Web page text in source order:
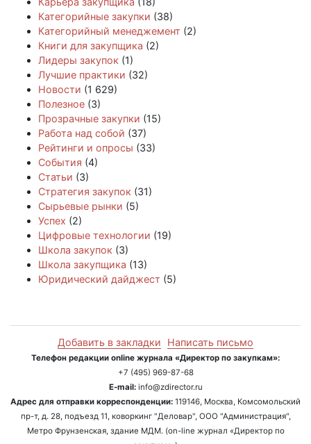
Категорийные закупки (38)
Категорийный менеджемент (2)
Книги для закупщика (2)
Лидеры закупок (1)
Лучшие практики (32)
Новости (1 629)
Полезное (3)
Прозрачные закупки (15)
Работа над собой (37)
Рейтинги и опросы (33)
События (4)
Статьи (3)
Стратегия закупок (31)
Сырьевые рынки (5)
Успех (2)
Цифровые технологии (19)
Школа закупок (3)
Школа закупщика (13)
Юридический дайджест (5)
Добавить в закладки Написать письмо
Телефон редакции online журнала «Директор по закупкам»:
+7 (495) 969-87-68
E-mail:info@zdirector.ru
Адрес для отправки корреспонденции: 119146, Москва, Комсомольский
пр-т, д. 28, подъезд 11, коворкинг "Деловар", ООО "Администрация",
Метро Фрунзенская, здание МДМ. (on-line журнал «Директор по